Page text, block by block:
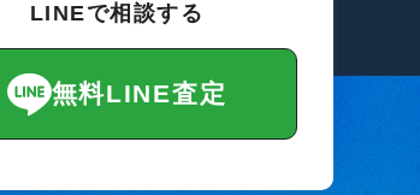
LINEで相談する
無料LINE査定